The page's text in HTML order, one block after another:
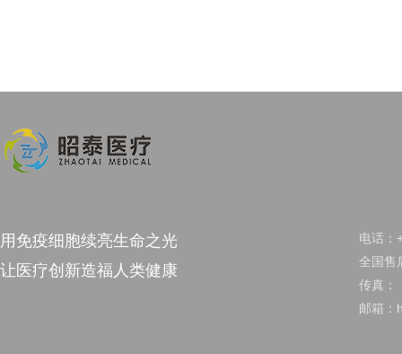
用免疫细胞续亮生命之光
让医疗创新造福人类健康
电话：
全国售
传真：
邮箱：